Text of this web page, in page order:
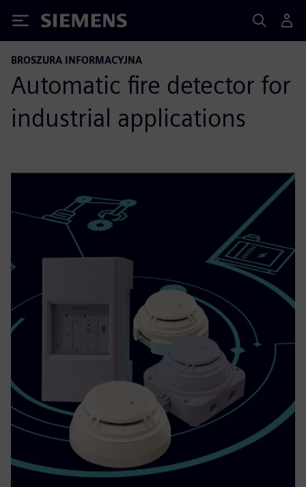
Siemens
BROSZURA INFORMACYJNA
Automatic fire detector for
industrial applications